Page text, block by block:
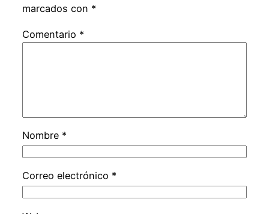
marcados con *
Comentario *
Nombre *
Correo electrónico *